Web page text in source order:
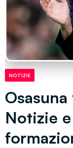
NOTIZIE
Notizie